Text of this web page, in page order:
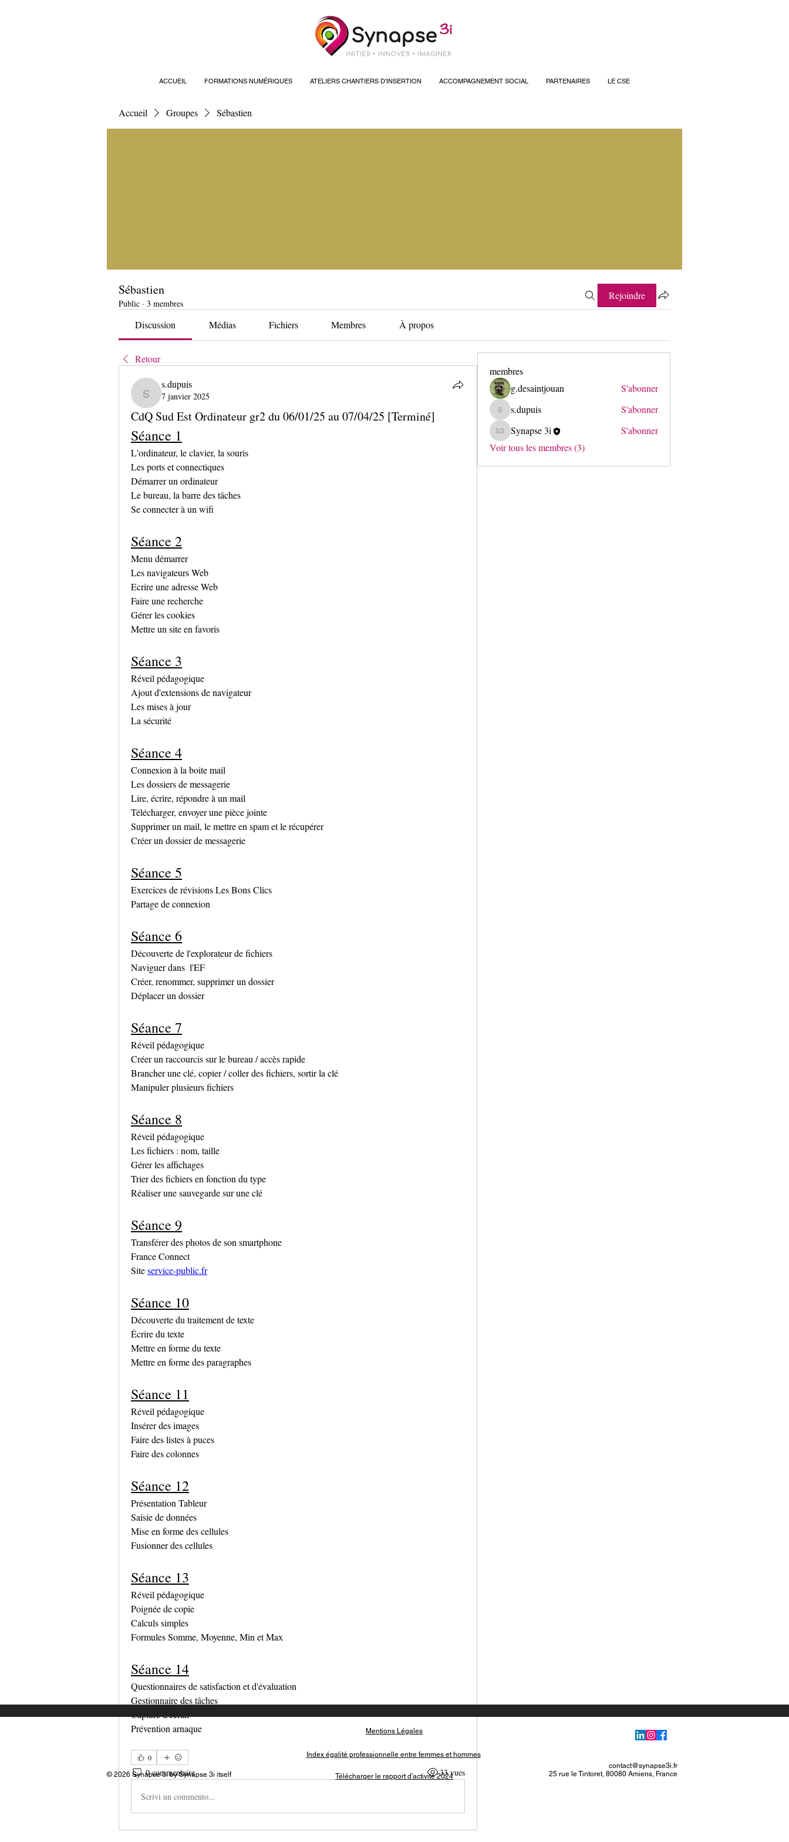
ACCUEIL FORMATIONS NUMÉRIQUES ATELIERS CHANTIERS D'INSERTION ACCOMPAGNEMENT SOCIAL PARTENAIRES LE CSE
Accueil Groupes Sébastien
Sébastien
Public · 3 membres
Rejoindre
Discussion Médias Fichiers Membres À propos
Retour
s.dupuis
s.dupuis
7 janvier 2025
CdQ Sud Est Ordinateur gr2 du 06/01/25 au 07/04/25 [Terminé]
Séance 1
L'ordinateur, le clavier, la souris
Les ports et connectiques
Démarrer un ordinateur
Le bureau, la barre des tâches
Se connecter à un wifi
Séance 2
Menu démarrer
Les navigateurs Web
Ecrire une adresse Web
Faire une recherche
Gérer les cookies
Mettre un site en favoris
Séance 3
Réveil pédagogique
Ajout d'extensions de navigateur
Les mises à jour
La sécurité
Séance 4
Connexion à la boite mail
Les dossiers de messagerie
Lire, écrire, répondre à un mail
Télécharger, envoyer une pièce jointe
Supprimer un mail, le mettre en spam et le récupérer
Créer un dossier de messagerie
Séance 5
Exercices de révisions Les Bons Clics
Partage de connexion
Séance 6
Découverte de l'explorateur de fichiers
Naviguer dans  l'EF
Créer, renommer, supprimer un dossier
Déplacer un dossier
Séance 7
Réveil pédagogique
Créer un raccourcis sur le bureau / accès rapide
Brancher une clé, copier / coller des fichiers, sortir la clé
Manipuler plusieurs fichiers
Séance 8
Réveil pédagogique
Les fichiers : nom, taille
Gérer les affichages
Trier des fichiers en fonction du type
Réaliser une sauvegarde sur une clé
Séance 9
Transférer des photos de son smartphone
France Connect
Site service-public.fr
Séance 10
Découverte du traitement de texte
Écrire du texte
Mettre en forme du texte
Mettre en forme des paragraphes
Séance 11
Réveil pédagogique
Insérer des images
Faire des listes à puces
Faire des colonnes
Séance 12
Présentation Tableur
Saisie de données
Mise en forme des cellules
Fusionner des cellules
Séance 13
Réveil pédagogique
Poignée de copie
Calculs simples
Formules Somme, Moyenne, Min et Max
Séance 14
Questionnaires de satisfaction et d'évaluation
Gestionnaire des tâches
Capture d'écran
Prévention arnaque
0
0 commentaire 33 vues
Scrivi un commento...
membres
g.desaintjouan
S'abonner
s.dupuis
s.dupuis S'abonner
Synapse 3i
Synapse 3i
S'abonner
Voir tous les membres (3)
Mentions Légales
Index égalité professionnelle entre femmes et hommes
© 2026 Synapse 3i by Synapse 3i itself Télécharger le rapport d'activité 2024
contact@synapse3i.fr
25 rue le Tintoret, 80080 Amiens, France